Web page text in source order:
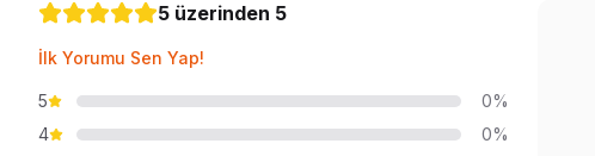
5 üzerinden 5
İlk Yorumu Sen Yap!
5
0%
4
0%